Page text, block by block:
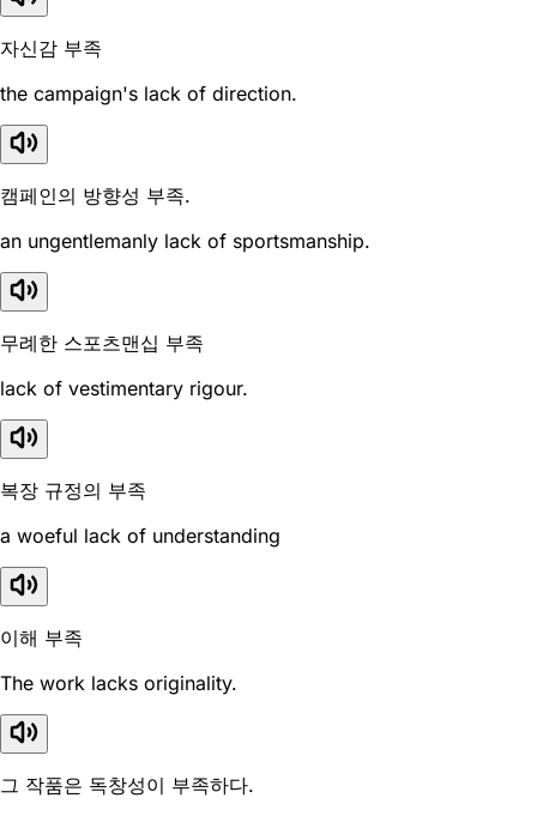
자신감 부족
the campaign's lack of direction.
캠페인의 방향성 부족.
an ungentlemanly lack of sportsmanship.
무례한 스포츠맨십 부족
lack of vestimentary rigour.
복장 규정의 부족
a woeful lack of understanding
이해 부족
The work lacks originality.
그 작품은 독창성이 부족하다.